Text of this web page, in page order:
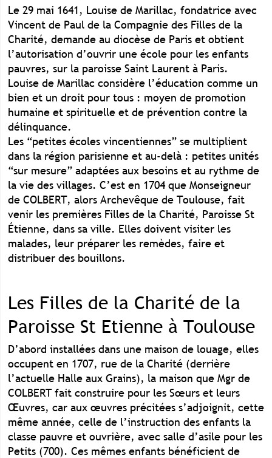
Le 29 mai 1641, Louise de Marillac, fondatrice avec
Vincent de Paul de la Compagnie des Filles de la
Charité, demande au diocèse de Paris et obtient
l’autorisation d’ouvrir une école pour les enfants
pauvres, sur la paroisse Saint Laurent à Paris.
Louise de Marillac considère l’éducation comme un
bien et un droit pour tous : moyen de promotion
humaine et spirituelle et de prévention contre la
délinquance.
Les “petites écoles vincentiennes” se multiplient
dans la région parisienne et au-delà : petites unités
“sur mesure” adaptées aux besoins et au rythme de
la vie des villages. C’est en 1704 que Monseigneur
de COLBERT, alors Archevêque de Toulouse, fait
venir les premières Filles de la Charité, Paroisse St
Étienne, dans sa ville. Elles doivent visiter les
malades, leur préparer les remèdes, faire et
distribuer des bouillons.
Les Filles de la Charité de la
Paroisse St Etienne à Toulouse
D’abord installées dans une maison de louage, elles
occupent en 1707, rue de la Charité (derrière
l’actuelle Halle aux Grains), la maison que Mgr de
COLBERT fait construire pour les Sœurs et leurs
Œuvres, car aux œuvres précitées s’adjoignit, cette
même année, celle de l’instruction des enfants la
classe pauvre et ouvrière, avec salle d’asile pour les
Petits (700). Ces mêmes enfants bénéficient de